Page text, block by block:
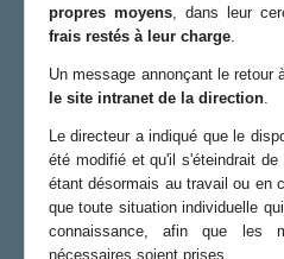
propres moyens, dans leur
frais restés à leur charge.
Un message annonçant le retour
le site intranet de la direction.
Le directeur a indiqué que le
été modifié et qu'il s'éteindrait
étant désormais au travail ou en
que toute situation individuelle
connaissance, afin que les
nécessaires soient prises.